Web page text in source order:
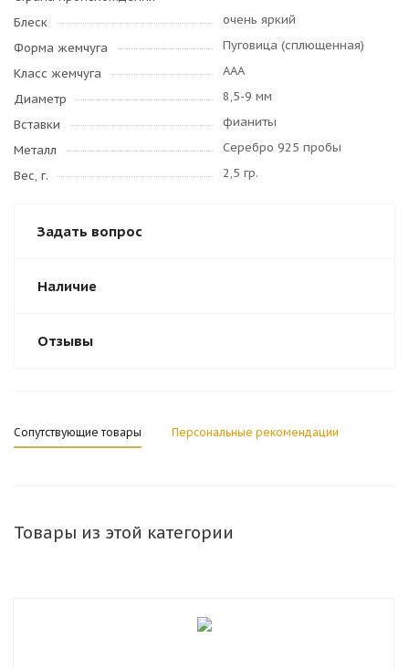
Блеск
очень яркий
Форма жемчуга
Пуговица (сплющенная)
Класс жемчуга
AAA
Диаметр
8,5-9 мм
Вставки
фианиты
Металл
Серебро 925 пробы
Вес, г.
2,5 гр.
Задать вопрос
Наличие
Отзывы
Сопутствующие товары Персональные рекомендации
Товары из этой категории